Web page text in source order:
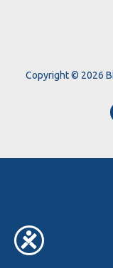
Copyright © 2026